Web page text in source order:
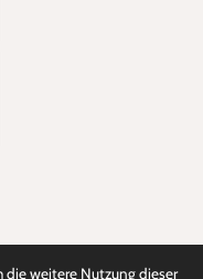
die weitere Nutzung dieser